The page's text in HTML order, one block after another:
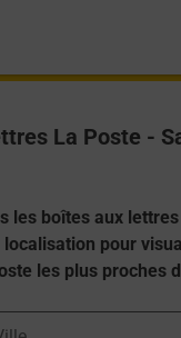
La Poste -
les boîtes aux
pour
les plus proches
Code Postal